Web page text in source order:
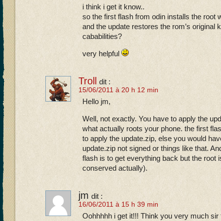
i think i get it know..
so the first flash from odin installs the root
and the update restores the rom’s original
cababilities?
very helpful
Troll dit :
15/06/2011 à 20 h 12 min
Hello jm,
Well, not exactly. You have to apply the
what actually roots your phone. the first
to apply the update.zip, else you would
update.zip not signed or things like that.
flash is to get everything back but the root
conserved actually).
jm dit :
16/06/2011 à 15 h 39 min
Oohhhhh i get it!!! Think you very much